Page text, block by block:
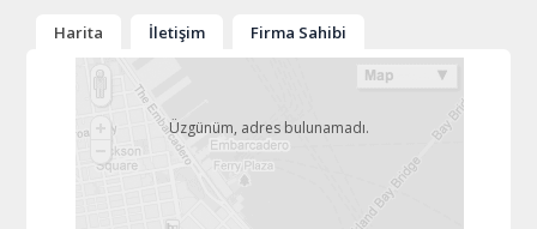
Harita İletişim Firma Sahibi
Üzgünüm, adres bulunamadı.